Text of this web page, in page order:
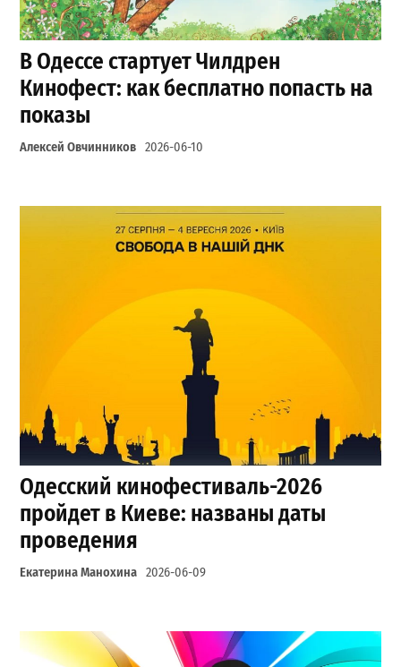
В Одессе стартует Чилдрен
Кинофест: как бесплатно попасть на
показы
Алексей Овчинников 2026-06-10
Одесский кинофестиваль-2026
пройдет в Киеве: названы даты
проведения
Екатерина Манохина 2026-06-09